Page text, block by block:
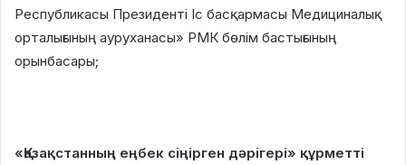
Республикасы Президенті Іс басқармасы Медициналық
орталығының ауруханасы» РМК бөлім бастығының
орынбасары;
«Қазақстанның еңбек сіңірген дәрігері» құрметті